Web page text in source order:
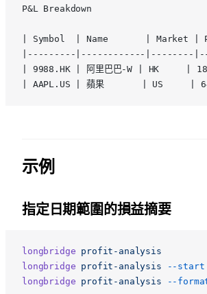
P&L Breakdown
| Symbol  | Name       | Market |
|---------|------------|--------
| 9988.HK | 阿里巴巴-W | HK     |
| AAPL.US | 蘋果       | US     |
示例
指定日期範圍的損益摘要
longbridge profit-analysis
longbridge profit-analysis --start
longbridge profit-analysis --